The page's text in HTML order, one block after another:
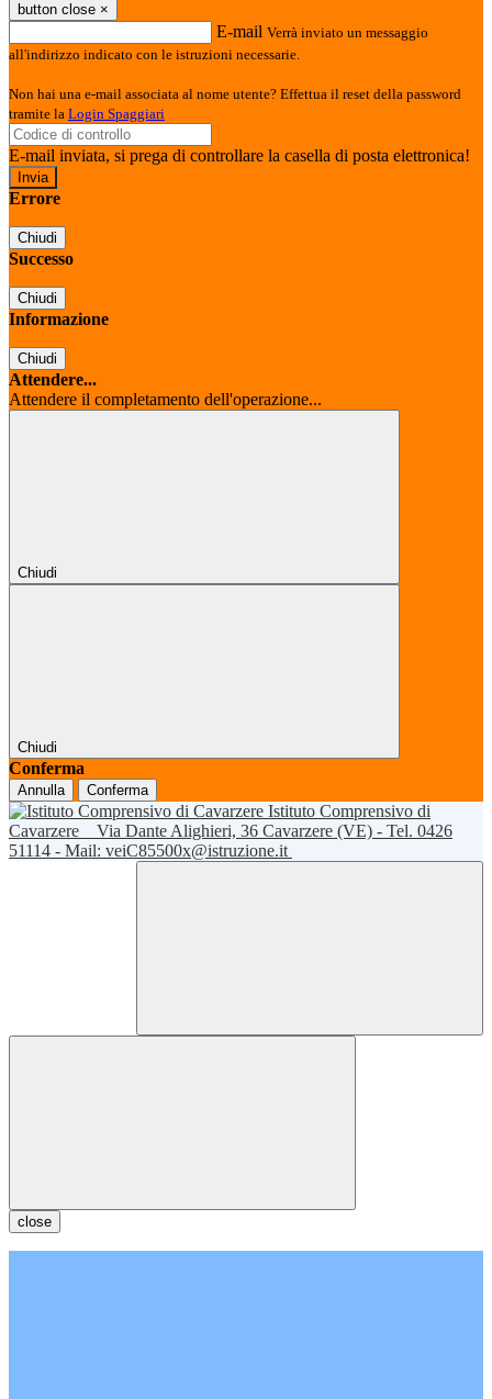
button close ×
E-mail Verrà inviato un messaggio
all'indirizzo indicato con le istruzioni necessarie.
Non hai una e-mail associata al nome utente? Effettua il reset della password
tramite la Login Spaggiari
E-mail inviata, si prega di controllare la casella di posta elettronica!
Errore
Chiudi
Successo
Chiudi
Informazione
Chiudi
Attendere...
Attendere il completamento dell'operazione...
Chiudi
Chiudi
Conferma
Annulla Conferma
Istituto Comprensivo di
Cavarzere
Via Dante Alighieri, 36 Cavarzere (VE) - Tel. 0426
51114 - Mail: veiC85500x@istruzione.it
close